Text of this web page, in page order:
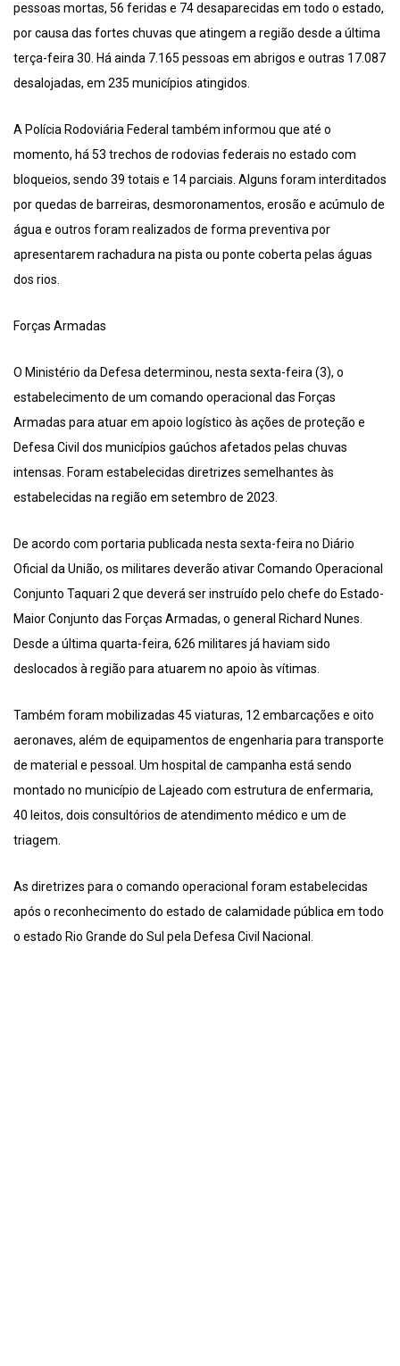
pessoas mortas, 56 feridas e 74 desaparecidas em todo o estado,
por causa das fortes chuvas que atingem a região desde a última
terça-feira 30. Há ainda 7.165 pessoas em abrigos e outras 17.087
desalojadas, em 235 municípios atingidos.
A Polícia Rodoviária Federal também informou que até o
momento, há 53 trechos de rodovias federais no estado com
bloqueios, sendo 39 totais e 14 parciais. Alguns foram interditados
por quedas de barreiras, desmoronamentos, erosão e acúmulo de
água e outros foram realizados de forma preventiva por
apresentarem rachadura na pista ou ponte coberta pelas águas
dos rios.
Forças Armadas
O Ministério da Defesa determinou, nesta sexta-feira (3), o
estabelecimento de um comando operacional das Forças
Armadas para atuar em apoio logístico às ações de proteção e
Defesa Civil dos municípios gaúchos afetados pelas chuvas
intensas. Foram estabelecidas diretrizes semelhantes às
estabelecidas na região em setembro de 2023.
De acordo com portaria publicada nesta sexta-feira no Diário
Oficial da União, os militares deverão ativar Comando Operacional
Conjunto Taquari 2 que deverá ser instruído pelo chefe do Estado-
Maior Conjunto das Forças Armadas, o general Richard Nunes.
Desde a última quarta-feira, 626 militares já haviam sido
deslocados à região para atuarem no apoio às vítimas.
Também foram mobilizadas 45 viaturas, 12 embarcações e oito
aeronaves, além de equipamentos de engenharia para transporte
de material e pessoal. Um hospital de campanha está sendo
montado no município de Lajeado com estrutura de enfermaria,
40 leitos, dois consultórios de atendimento médico e um de
triagem.
As diretrizes para o comando operacional foram estabelecidas
após o reconhecimento do estado de calamidade pública em todo
o estado Rio Grande do Sul pela Defesa Civil Nacional.